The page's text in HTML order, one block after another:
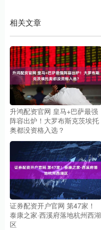
相关文章
升鸿配资官网 皇马+巴萨最强
阵容出炉！大罗布斯克茨埃托
奥都没资格入选？
证券配资开户官网 第47家！
泰康之家·西溪府落地杭州西湖
区